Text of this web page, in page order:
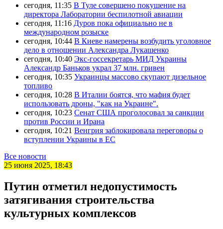
сегодня, 11:35 В Туле совершено покушение на
директора Лаборатории беспилотной авиации
сегодня, 11:16 Дуров пока официально не в
международном розыске
сегодня, 10:44 В Киеве намерены возбудить уголовное
дело в отношении Александра Лукашенко
сегодня, 10:40 Экс-госсекретарь МИД Украины
Александр Баньков украл 37 млн. гривен
сегодня, 10:35 Украинцы массово скупают дизельное
топливо
сегодня, 10:28 В Италии боятся, что мафия будет
использовать дроны, "как на Украине".
сегодня, 10:23 Сенат США проголосовал за санкции
против России и Ирана
сегодня, 10:21 Венгрия заблокировала переговоры о
вступлении Украины в ЕС
Все новости
25 июня 2025, 18:43
Путин отметил недопустимость
затягивания строительства
культурных комплексов